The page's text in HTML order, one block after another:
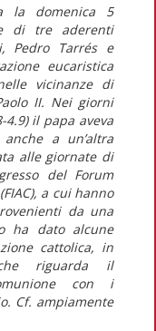
la domenica 5
di tre aderenti
Pedro Tarrés e
eucaristica
vicinanze di
II. Nei giorni
il papa aveva
a un’altra
alle giornate di
del Forum
a cui hanno
da una
ha dato alcune
cattolica, in
riguarda il
con i
Cf. ampiamente